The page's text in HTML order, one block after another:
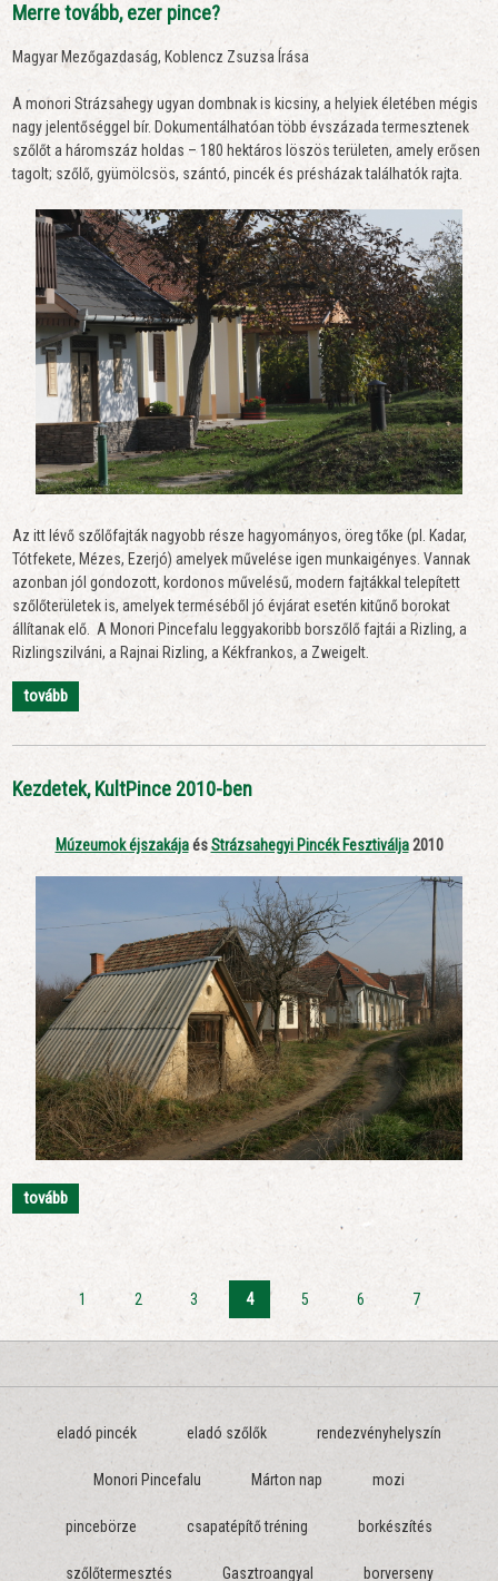
Merre tovább, ezer pince?
Magyar Mezőgazdaság, Koblencz Zsuzsa Írása
A monori Strázsahegy ugyan dombnak is kicsiny, a helyiek életében mégis
nagy jelentőséggel bír. Dokumentálhatóan több évszázada termesztenek
szőlőt a háromszáz holdas – 180 hektáros löszös területen, amely erősen
tagolt; szőlő, gyümölcsös, szántó, pincék és présházak találhatók rajta.
Az itt lévő szőlőfajták nagyobb része hagyományos, öreg tőke (pl. Kadar,
Tótfekete, Mézes, Ezerjó) amelyek művelése igen munkaigényes. Vannak
azonban jól gondozott, kordonos művelésű, modern fajtákkal telepített
szőlőterületek is, amelyek terméséből jó évjárat esetén kitűnő borokat
állítanak elő. A Monori Pincefalu leggyakoribb borszőlő fajtái a Rizling, a
Rizlingszilváni, a Rajnai Rizling, a Kékfrankos, a Zweigelt.
tovább
Kezdetek, KultPince 2010-ben
Múzeumok éjszakájaésStrázsahegyi Pincék Fesztiválja2010
tovább
1 2 3 4 5 6 7
eladó pincék eladó szőlők rendezvényhelyszín
Monori Pincefalu Márton nap mozi
pincebörze csapatépítő tréning borkészítés
szőlőtermesztés Gasztroangyal borverseny